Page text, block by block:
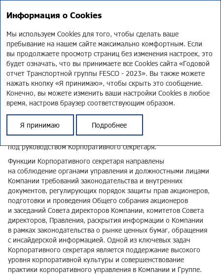
Корпоративный
секретарь
Деятельность Корпоративного секретаря регулируется
Положением о Корпоративном секретаре
Функции аппарата Корпоративного секретаря осуществляются
Департаментом корпоративного секретариата ПАО «ДВМП»
под руководством Корпоративного секретаря.
Функции Корпоративного секретаря направлены
на соблюдение органами управления и должностными лицами
Компании требований законодательства и внутренних
документов, регулирующих порядок защиты прав акционеров,
подготовки и проведения Общего собрания акционеров
и заседаний Совета директоров Компании, комитетов Совета
директоров, Правления, раскрытия информации о Компании
в рамках законодательства о рынке ценных бумаг, обращения
с инсайдерской информацией. Одной из ключевых задач
Корпоративного секретаря является поддержание высокого
уровня корпоративной культуры и совершенствование
практики корпоративного управления в Компании и Группе.
Информация о Cookies
Мы используем Cookies для того, чтобы сделать ваше
пребывание на нашем сайте максимально комфортным. Если
вы продолжаете просмотр страниц без изменения настроек, это
будет означать, что вы принимаете все Cookies сайта «Годовой
отчет Транспортной группы FESCO - 2023». Вы также можете
нажать кнопку «Я принимаю», чтобы скрыть это сообщение.
Конечно, вы можете изменить ваши настройки Cookies в любое
время, настроив браузер соответствующим образом.
Я принимаю Подробнее